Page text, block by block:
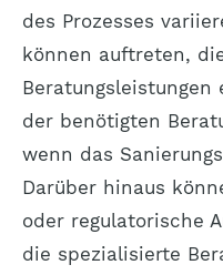
des Prozesses
können auftreten,
der benötigten
wenn das
Darüber hinaus
oder regulatorische
die spezialisierte